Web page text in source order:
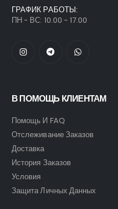
ГРАФИК РАБОТЫ:
ПН - ВС: 10.00 - 17.00
В ПОМОЩЬ КЛИЕНТАМ
Помощь И FAQ
Отслеживание Заказов
Доставка
История Заказов
Условия
Защита Личных Данных